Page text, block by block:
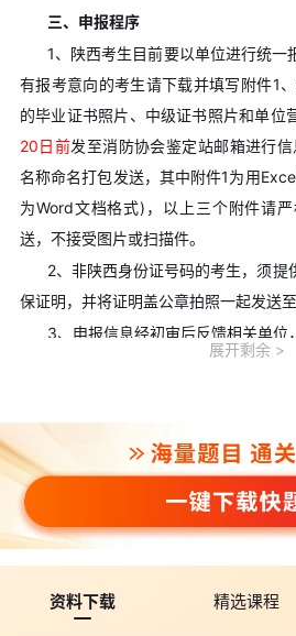
三、申报程序
1、陕西考生目前要以单位进行统一
有报考意向的考生请下载并填写附件1
的毕业证书照片、中级证书照片和单位
20日前发至消防协会鉴定站邮箱进行
名称命名打包发送，其中附件1为用
为Word文档格式)，以上三个附件请
送，不接受图片或扫描件。
2、非陕西身份证号码的考生，须提
保证明，并将证明盖公章拍照一起发送至
3、申报信息经初审后反馈相关单位
复内容的时间或者电话通知的时间将纸
4、复审申报的纸质材料包括：
①每个单位1份《考生登记表》加盖
②每人2份《鉴定申报表》不盖公章(
④每人近期免冠小二寸同底彩色照
⑤每人1份《教育部学历证书电
展开剩余
资料下载 精选课程